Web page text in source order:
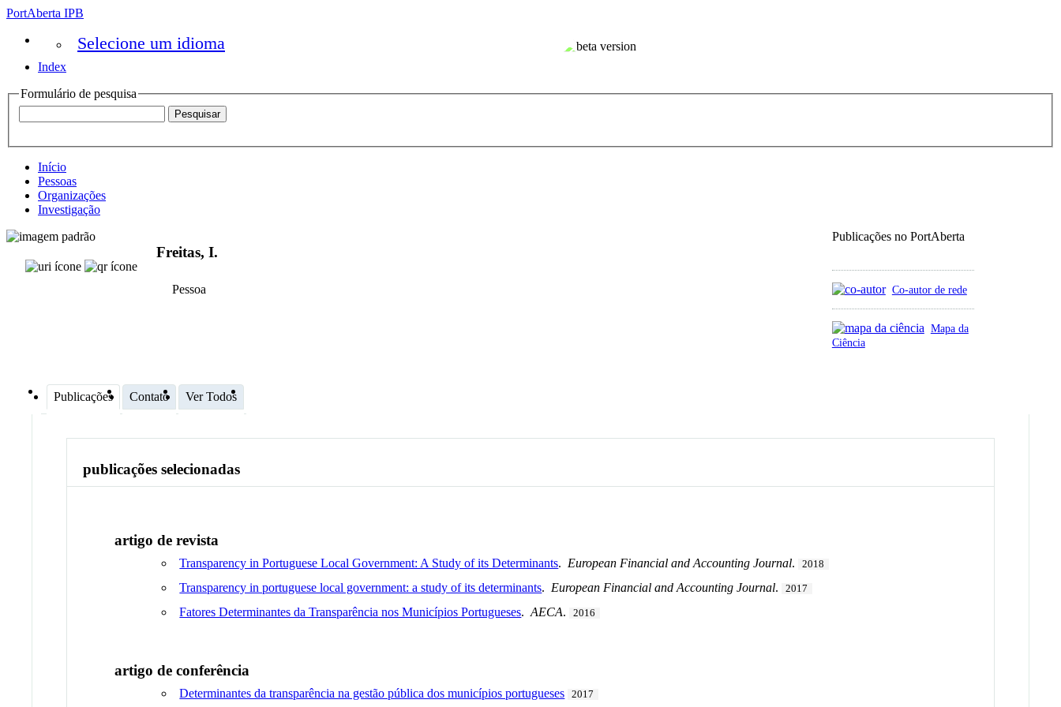
PortAberta IPB
Selecione um idioma
Index
Formulário de pesquisa
Início
Pessoas
Organizações
Investigação
Publicações no PortAberta
Co-autor de rede
Mapa da
Ciência
Freitas, I.
Pessoa
Publicações Contato Ver Todos
publicações selecionadas
artigo de revista
Transparency in Portuguese Local Government: A Study of its Determinants. European Financial and Accounting Journal. 2018
Transparency in portuguese local government: a study of its determinants. European Financial and Accounting Journal. 2017
Fatores Determinantes da Transparência nos Municípios Portugueses.AECA. 2016
artigo de conferência
Determinantes da transparência na gestão pública dos municípios portugueses 2017